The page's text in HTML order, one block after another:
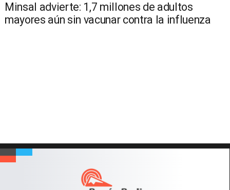
Minsal advierte: 1,7 millones de adultos
mayores aún sin vacunar contra la influenza